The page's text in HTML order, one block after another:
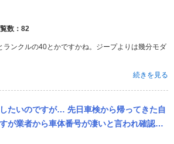
数： 82
続きを見る
たいのですが… 先日車検から帰ってきた自
が業者から車体番号が凄いと言われ確認し
した。 ネットで調べてもわからないのです